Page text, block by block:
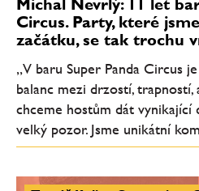
Circus. Party, které
začátku, se tak trochu
„V baru Super Panda Circus
balanc mezi drzostí, trapností,
chceme hostům dát vynikající
velký pozor. Jsme unikátní